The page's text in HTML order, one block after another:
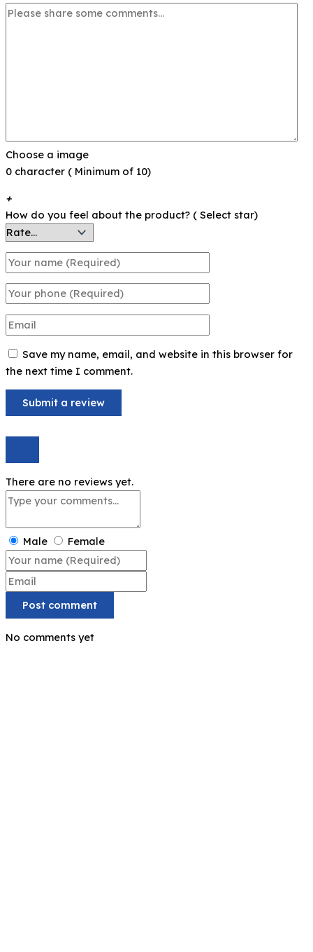
Choose a image
0 character ( Minimum of 10)
+
How do you feel about the product? ( Select star)
Save my name, email, and website in this browser for
the next time I comment.
There are no reviews yet.
Male Female
Post comment
No comments yet